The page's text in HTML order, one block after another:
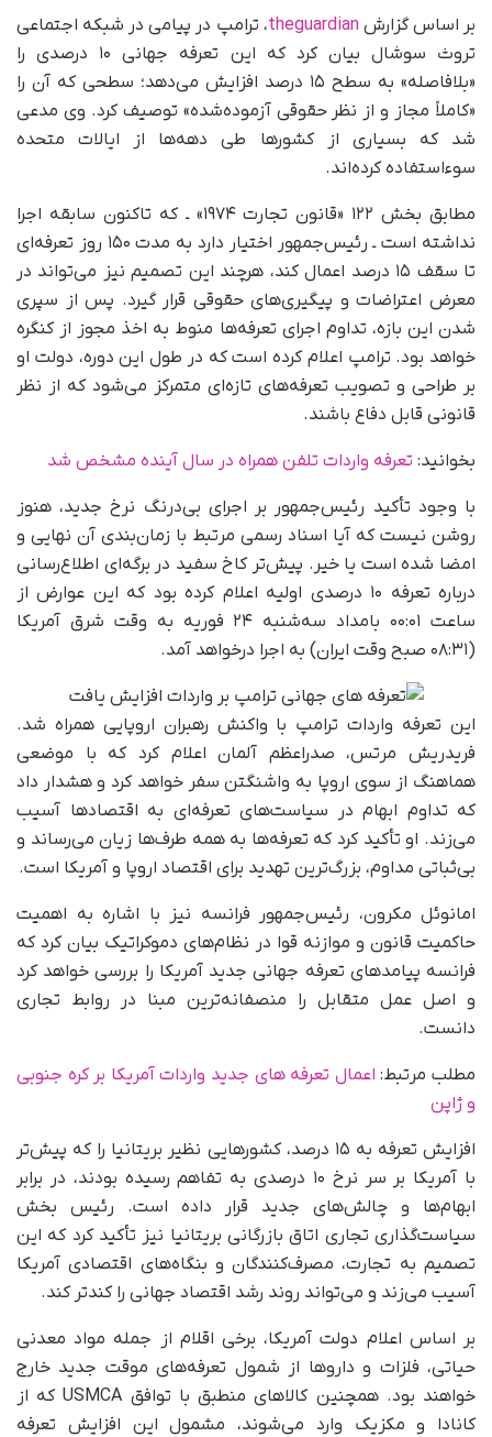
بر اساس گزارشtheguardian، ترامپ در پیامی در شبکه اجتماعی
تروث سوشال بیان کرد که این تعرفه جهانی ۱۰ درصدی را
«بلافاصله» به سطح ۱۵ درصد افزایش می‌دهد؛ سطحی که آن را
«کاملاً مجاز و از نظر حقوقی آزموده‌شده» توصیف کرد. وی مدعی
شد که بسیاری از کشورها طی دهه‌ها از ایالات متحده
سوءاستفاده کرده‌اند.
مطابق بخش ۱۲۲ «قانون تجارت ۱۹۷۴» ـ که تاکنون سابقه اجرا
نداشته است ـ رئیس‌جمهور اختیار دارد به مدت ۱۵۰ روز تعرفه‌ای
تا سقف ۱۵ درصد اعمال کند، هرچند این تصمیم نیز می‌تواند در
معرض اعتراضات و پیگیری‌های حقوقی قرار گیرد. پس از سپری
شدن این بازه، تداوم اجرای تعرفه‌ها منوط به اخذ مجوز از کنگره
خواهد بود. ترامپ اعلام کرده است که در طول این دوره، دولت او
بر طراحی و تصویب تعرفه‌های تازه‌ای متمرکز می‌شود که از نظر
قانونی قابل دفاع باشند.
بخوانید: تعرفه واردات تلفن همراه در سال آینده مشخص شد
با وجود تأکید رئیس‌جمهور بر اجرای بی‌درنگ نرخ جدید، هنوز
روشن نیست که آیا اسناد رسمی مرتبط با زمان‌بندی آن نهایی و
امضا شده است یا خیر. پیش‌تر کاخ سفید در برگه‌ای اطلاع‌رسانی
درباره تعرفه ۱۰ درصدی اولیه اعلام کرده بود که این عوارض از
ساعت ۰۰:۰۱ بامداد سه‌شنبه ۲۴ فوریه به وقت شرق آمریکا
(۰۸:۳۱ صبح وقت ایران) به اجرا درخواهد آمد.
این تعرفه واردات ترامپ با واکنش رهبران اروپایی همراه شد.
فریدریش مرتس، صدراعظم آلمان اعلام کرد که با موضعی
هماهنگ از سوی اروپا به واشنگتن سفر خواهد کرد و هشدار داد
که تداوم ابهام در سیاست‌های تعرفه‌ای به اقتصادها آسیب
می‌زند. او تأکید کرد که تعرفه‌ها به همه طرف‌ها زیان می‌رساند و
بی‌ثباتی مداوم، بزرگ‌ترین تهدید برای اقتصاد اروپا و آمریکا است.
امانوئل مکرون، رئیس‌جمهور فرانسه نیز با اشاره به اهمیت
حاکمیت قانون و موازنه قوا در نظام‌های دموکراتیک بیان کرد که
فرانسه پیامدهای تعرفه جهانی جدید آمریکا را بررسی خواهد کرد
و اصل عمل متقابل را منصفانه‌ترین مبنا در روابط تجاری
دانست.
مطلب مرتبط: اعمال تعرفه های جدید واردات آمریکا بر کره جنوبی
و ژاپن
افزایش تعرفه به ۱۵ درصد، کشورهایی نظیر بریتانیا را که پیش‌تر
با آمریکا بر سر نرخ ۱۰ درصدی به تفاهم رسیده بودند، در برابر
ابهام‌ها و چالش‌های جدید قرار داده است. رئیس بخش
سیاست‌گذاری تجاری اتاق بازرگانی بریتانیا نیز تأکید کرد که این
تصمیم به تجارت، مصرف‌کنندگان و بنگاه‌های اقتصادی آمریکا
آسیب می‌زند و می‌تواند روند رشد اقتصاد جهانی را کندتر کند.
بر اساس اعلام دولت آمریکا، برخی اقلام از جمله مواد معدنی
حیاتی، فلزات و داروها از شمول تعرفه‌های موقت جدید خارج
خواهند بود. همچنین کالاهای منطبق با توافق USMCA که از
کانادا و مکزیک وارد می‌شوند، مشمول این افزایش تعرفه